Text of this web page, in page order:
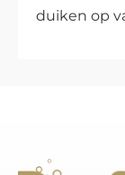
duiken op